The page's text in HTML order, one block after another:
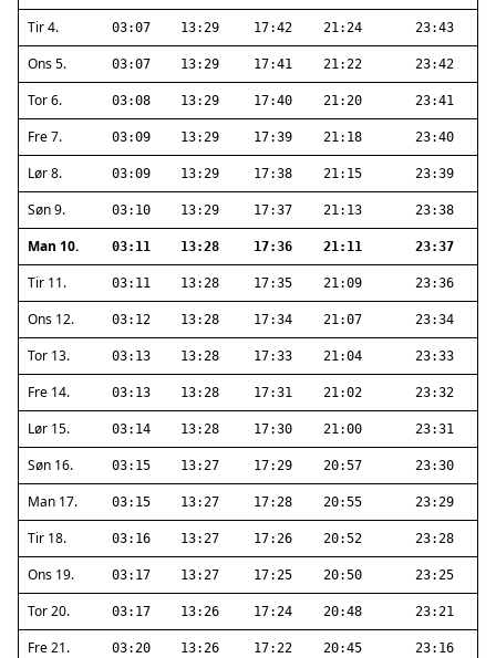
Tir 4. 03:07 13:29 17:42 21:24 23:43
Ons 5. 03:07 13:29 17:41 21:22 23:42
Tor 6. 03:08 13:29 17:40 21:20 23:41
Fre 7. 03:09 13:29 17:39 21:18 23:40
Lør 8. 03:09 13:29 17:38 21:15 23:39
Søn 9. 03:10 13:29 17:37 21:13 23:38
Man 10. 03:11 13:28 17:36 21:11 23:37
Tir 11. 03:11 13:28 17:35 21:09 23:36
Ons 12. 03:12 13:28 17:34 21:07 23:34
Tor 13. 03:13 13:28 17:33 21:04 23:33
Fre 14. 03:13 13:28 17:31 21:02 23:32
Lør 15. 03:14 13:28 17:30 21:00 23:31
Søn 16. 03:15 13:27 17:29 20:57 23:30
Man 17. 03:15 13:27 17:28 20:55 23:29
Tir 18. 03:16 13:27 17:26 20:52 23:28
Ons 19. 03:17 13:27 17:25 20:50 23:25
Tor 20. 03:17 13:26 17:24 20:48 23:21
Fre 21. 03:20 13:26 17:22 20:45 23:16